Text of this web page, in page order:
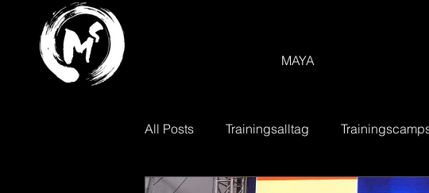
MAYA
All Posts Trainingsalltag